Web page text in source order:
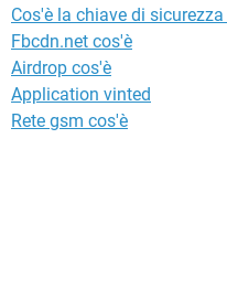
Cos'è la chiave di
Fbcdn.net cos'è
Airdrop cos'è
Application vinted
Rete gsm cos'è